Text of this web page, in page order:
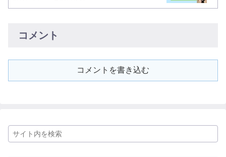
コメント
コメントを書き込む